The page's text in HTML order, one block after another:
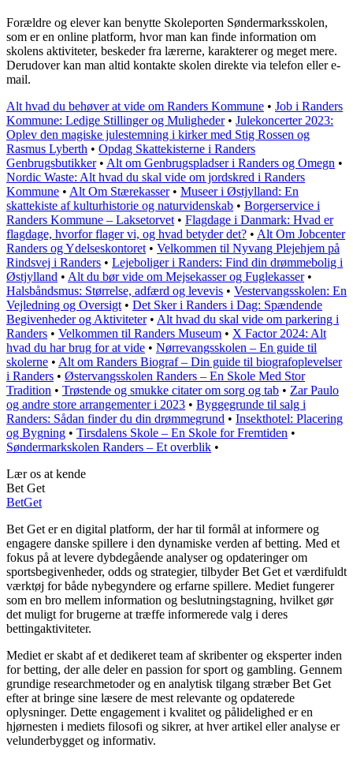
Forældre og elever kan benytte Skoleporten Søndermarksskolen,
som er en online platform, hvor man kan finde information om
skolens aktiviteter, beskeder fra lærerne, karakterer og meget mere.
Derudover kan man altid kontakte skolen direkte via telefon eller e-
mail.
Alt hvad du behøver at vide om Randers Kommune • Job i Randers
Kommune: Ledige Stillinger og Muligheder• Julekoncerter 2023:
Oplev den magiske julestemning i kirker med Stig Rossen og
Rasmus Lyberth • Opdag Skattekisterne i Randers
Genbrugsbutikker• Alt om Genbrugspladser i Randers og Omegn •
Nordic Waste: Alt hvad du skal vide om jordskred i Randers
Kommune • Alt Om Stærekasser• Museer i Østjylland: En
skattekiste af kulturhistorie og naturvidenskab • Borgerservice i
Randers Kommune – Laksetorvet • Flagdage i Danmark: Hvad er
flagdage, hvorfor flager vi, og hvad betyder det? • Alt Om Jobcenter
Randers og Ydelseskontoret • Velkommen til Nyvang Plejehjem på
Rindsvej i Randers • Lejeboliger i Randers: Find din drømmebolig i
Østjylland • Alt du bør vide om Mejsekasser og Fuglekasser•
Halsbåndsmus: Størrelse, adfærd og levevis • Vestervangsskolen: En
Vejledning og Oversigt • Det Sker i Randers i Dag: Spændende
Begivenheder og Aktiviteter• Alt hvad du skal vide om parkering i
Randers • Velkommen til Randers Museum • X Factor 2024: Alt
hvad du har brug for at vide • Nørrevangsskolen – En guide til
skolerne • Alt om Randers Biograf – Din guide til biografoplevelser
i Randers • Østervangsskolen Randers – En Skole Med Stor
Tradition • Trøstende og smukke citater om sorg og tab • Zar Paulo
og andre store arrangementer i 2023 • Byggegrunde til salg i
Randers: Sådan finder du din drømmegrund • Insekthotel: Placering
og Bygning • Tirsdalens Skole – En Skole for Fremtiden •
Søndermarkskolen Randers – Et overblik •
Lær os at kende
Bet Get
BetGet
Bet Get er en digital platform, der har til formål at informere og
engagere danske spillere i den dynamiske verden af betting. Med et
fokus på at levere dybdegående analyser og opdateringer om
sportsbegivenheder, odds og strategier, tilbyder Bet Get et værdifuldt
værktøj for både nybegyndere og erfarne spillere. Mediet fungerer
som en bro mellem information og beslutningstagning, hvilket gør
det muligt for brugerne at træffe informerede valg i deres
bettingaktiviteter.
Mediet er skabt af et dedikeret team af skribenter og eksperter inden
for betting, der alle deler en passion for sport og gambling. Gennem
grundige researchmetoder og en analytisk tilgang stræber Bet Get
efter at bringe sine læsere de mest relevante og opdaterede
oplysninger. Dette engagement i kvalitet og pålidelighed er en
hjørnesten i mediets filosofi og sikrer, at hver artikel eller analyse er
velunderbygget og informativ.